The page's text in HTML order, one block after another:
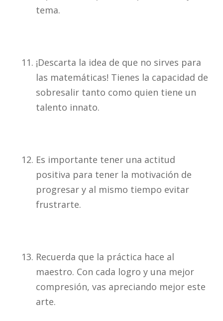
tema.
¡Descarta la idea de que no sirves para
las matemáticas! Tienes la capacidad de
sobresalir tanto como quien tiene un
talento innato.
Es importante tener una actitud
positiva para tener la motivación de
progresar y al mismo tiempo evitar
frustrarte.
Recuerda que la práctica hace al
maestro. Con cada logro y una mejor
compresión, vas apreciando mejor este
arte.